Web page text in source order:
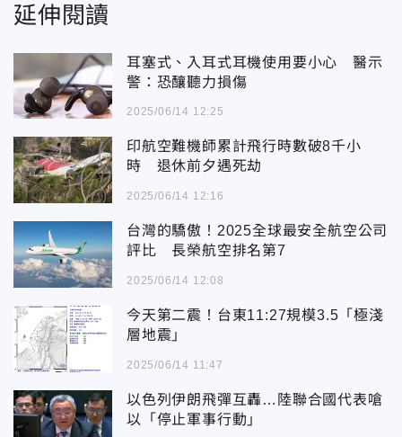
延伸閱讀
耳塞式、入耳式耳機使用要小心 醫示
警：恐釀聽力損傷
2025/06/14 12:25
印航空難機師累計飛行時數破8千小
時 退休前夕遇死劫
2025/06/14 12:16
台灣的驕傲！2025全球最安全航空公司
評比 長榮航空排名第7
2025/06/14 12:08
今天第二震！台東11:27規模3.5「極淺
層地震」
2025/06/14 11:47
以色列伊朗飛彈互轟…陸聯合國代表嗆
以「停止軍事行動」